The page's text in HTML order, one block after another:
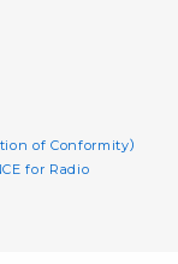
of Conformity）
for Radio